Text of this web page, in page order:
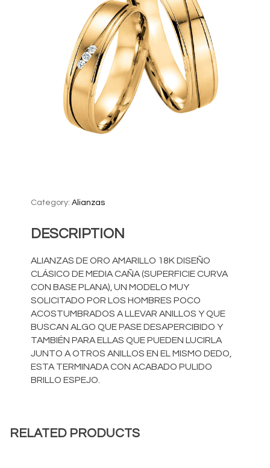
Category:Alianzas
DESCRIPTION
ALIANZAS DE ORO AMARILLO 18K DISEÑO
CLÁSICO DE MEDIA CAÑA (SUPERFICIE CURVA
CON BASE PLANA), UN MODELO MUY
SOLICITADO POR LOS HOMBRES POCO
ACOSTUMBRADOS A LLEVAR ANILLOS Y QUE
BUSCAN ALGO QUE PASE DESAPERCIBIDO Y
TAMBIÉN PARA ELLAS QUE PUEDEN LUCIRLA
JUNTO A OTROS ANILLOS EN EL MISMO DEDO,
ESTA TERMINADA CON ACABADO PULIDO
BRILLO ESPEJO.
RELATED PRODUCTS